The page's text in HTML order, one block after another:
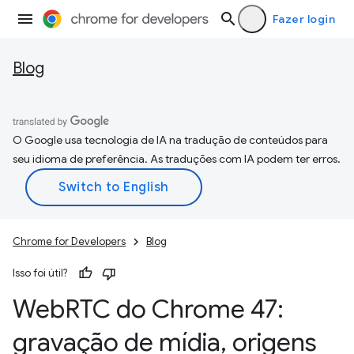
Fazer login
Blog
O Google usa tecnologia de IA na tradução de conteúdos para
seu idioma de preferência. As traduções com IA podem ter erros.
Chrome for Developers Blog
Isso foi útil?
WebRTC do Chrome 47:
gravação de mídia, origens